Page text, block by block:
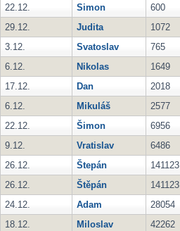
22.12.
Simon 600
29.12.
Judita 1072
3.12.
Svatoslav 765
6.12.
Nikolas 1649
17.12.
Dan 2018
6.12.
Mikuláš 2577
22.12.
Šimon 6956
9.12.
Vratislav 6486
26.12.
Štepán 141123
26.12.
Štěpán 141123
24.12.
Adam 28054
18.12.
Miloslav 42262